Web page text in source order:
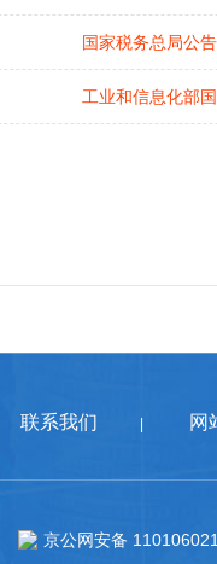
国家税务总局公
联系我们 网
京公网安备